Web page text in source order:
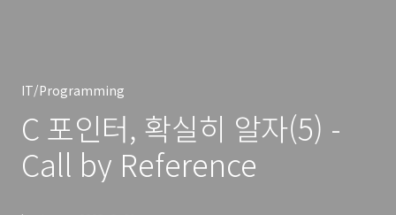
IT/Programming
C 포인터, 확실히 알자(5) -
Call by Reference